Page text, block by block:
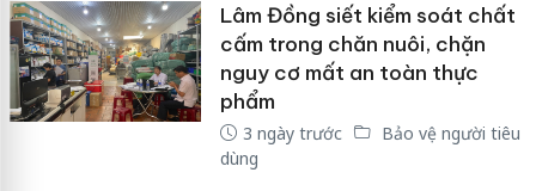
Lâm Đồng siết kiểm soát chất
cấm trong chăn nuôi, chặn
nguy cơ mất an toàn thực
phẩm
3 ngày trước
Bảo vệ người tiêu
dùng